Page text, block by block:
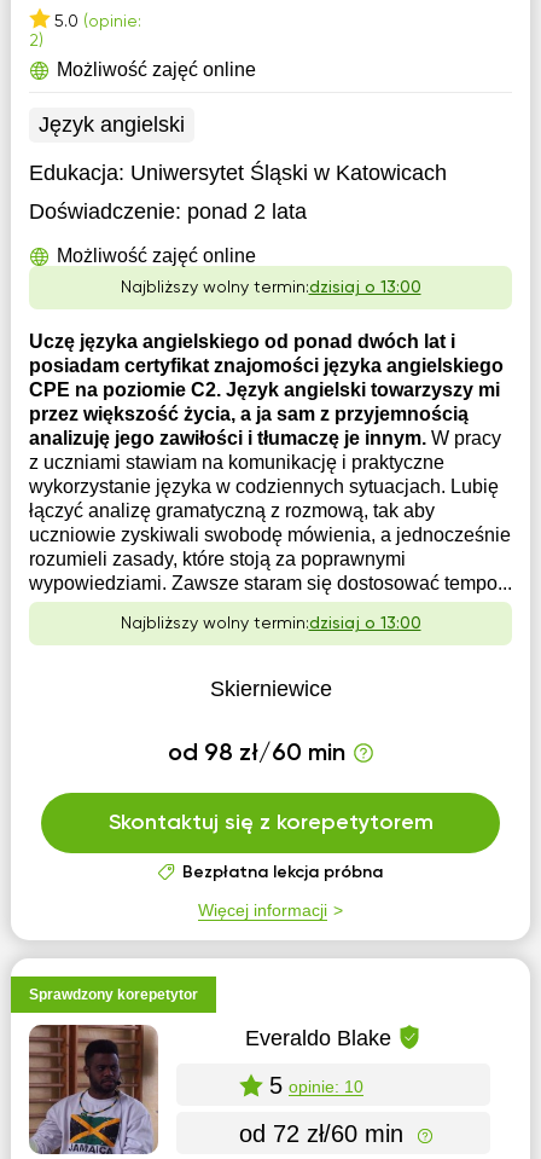
5.0 (opinie:
2)
Możliwość zajęć online
Język angielski
Edukacja: Uniwersytet Śląski w Katowicach
Doświadczenie: ponad 2 lata
Możliwość zajęć online
Najbliższy wolny termin:dzisiaj o 13:00
Uczę języka angielskiego od ponad dwóch lat i
posiadam certyfikat znajomości języka angielskiego
CPE na poziomie C2. Język angielski towarzyszy mi
przez większość życia, a ja sam z przyjemnością
analizuję jego zawiłości i tłumaczę je innym. W pracy
z uczniami stawiam na komunikację i praktyczne
wykorzystanie języka w codziennych sytuacjach. Lubię
łączyć analizę gramatyczną z rozmową, tak aby
uczniowie zyskiwali swobodę mówienia, a jednocześnie
rozumieli zasady, które stoją za poprawnymi
wypowiedziami. Zawsze staram się dostosować tempo...
Najbliższy wolny termin:dzisiaj o 13:00
Skierniewice
od 98 zł/60 min
Skontaktuj się z korepetytorem
Bezpłatna lekcja próbna
Więcej informacji
Sprawdzony korepetytor
Everaldo Blake
5 opinie: 10
od 72 zł/60 min